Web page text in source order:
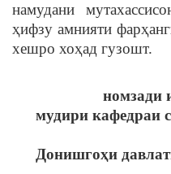
намудани
ҳифзу амнияти
хешро хоҳад гузошт.
номзади
мудири кафедраи
Донишгоҳи